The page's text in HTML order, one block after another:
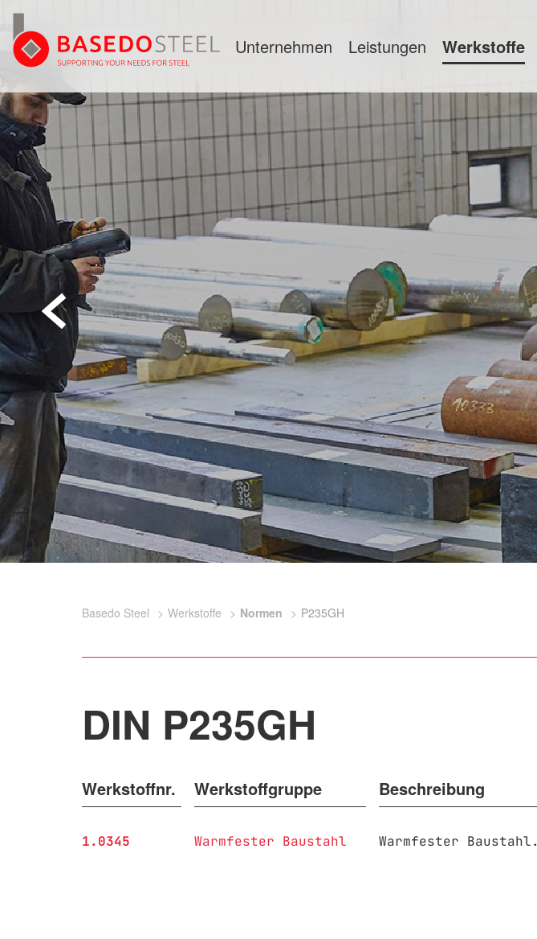
Unternehmen Leistungen Werkstoffe
Basedo Steel Werkstoffe Normen P235GH
DIN P235GH
Werkstoffnr. Werkstoffgruppe Beschreibung
1.0345 Warmfester Baustahl Warmfester Baustahl.